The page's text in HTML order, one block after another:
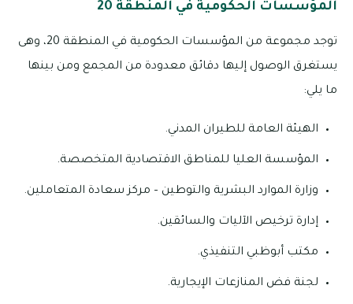
المؤسسات الحكومية في المنطقة 20
توجد مجموعة من المؤسسات الحكومية في المنطقة 20، وهى
يستغرق الوصول إليها دقائق معدودة من المجمع ومن بينها
ما يلي:
الهيئة العامة للطيران المدني.
المؤسسة العليا للمناطق الاقتصادية المتخصصة.
وزارة الموارد البشرية والتوطين – مركز سعادة المتعاملين.
إدارة ترخيص الآليات والسائقين.
مكتب أبوظبي التنفيذي.
لجنة فض المنازعات الإيجارية.